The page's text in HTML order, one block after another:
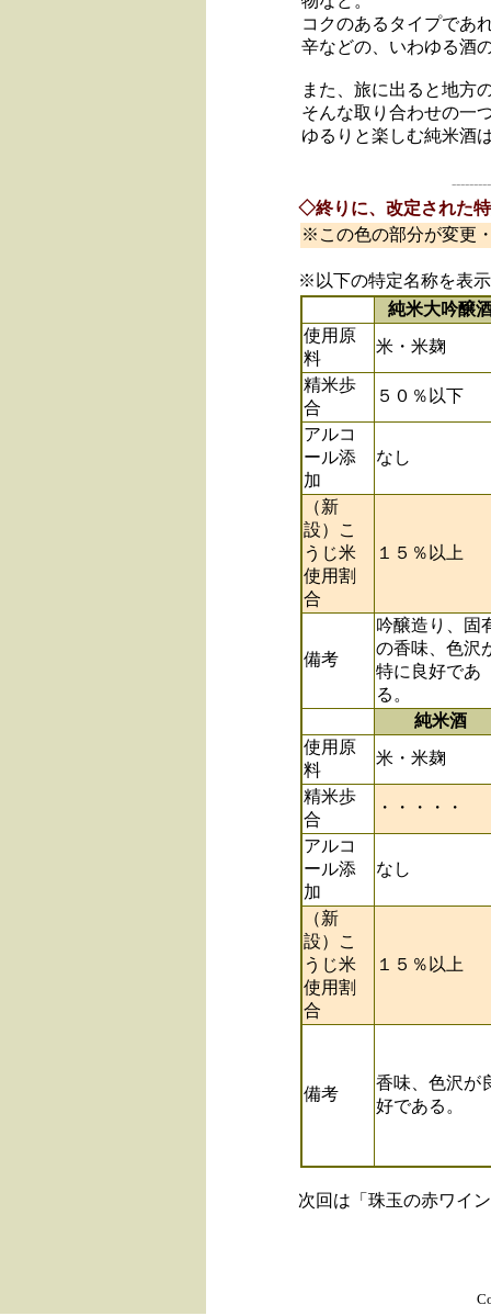
コクのあるタイプであ
辛などの、いわゆる酒
また、旅に出ると地方
そんな取り合わせの一
ゆるりと楽しむ純米酒
◇終りに、改定された
※この色の部分が変更
※以下の特定名称を表
純米大吟醸
使用原
料
米・米麹
精米歩
合
５０％以下
アルコ
ール添
加
なし
（新
設）こ
うじ米
使用割
合
１５％以上
備考
吟醸造り、固
の香味、色沢
特に良好であ
る。
純米酒
使用原
料
米・米麹
精米歩
合
・・・・・
アルコ
ール添
加
なし
（新
設）こ
うじ米
使用割
合
１５％以上
備考
香味、色沢が
好である。
次回は「珠玉の赤ワイ